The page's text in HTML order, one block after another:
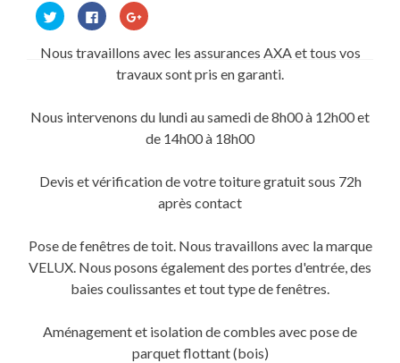
Cliquez
pour
partager
Twitter(ouvre
Cliquez
pour
partager
sur
Facebook(ouvre
dans
une
Cliquez
pour
Google+
dans
fenêtre)
Nous travaillons avec les assurances AXA et tous vos
travaux sont pris en garanti.
Nous intervenons du lundi au samedi de 8h00 à 12h00 et
de 14h00 à 18h00
Devis et vérification de votre toiture gratuit sous 72h
après contact
Pose de fenêtres de toit. Nous travaillons avec la marque
VELUX. Nous posons également des portes d'entrée, des
baies coulissantes et tout type de fenêtres.
Aménagement et isolation de combles avec pose de
parquet flottant (bois)